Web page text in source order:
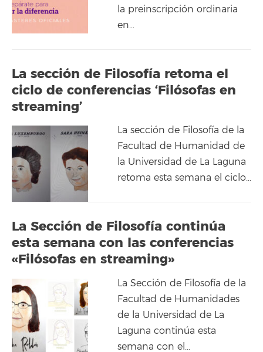
la preinscripción ordinaria
en…
La sección de Filosofía retoma el
ciclo de conferencias ‘Filósofas en
streaming’
La sección de Filosofía de la
Facultad de Humanidad de
la Universidad de La Laguna
retoma esta semana el ciclo…
La Sección de Filosofía continúa
esta semana con las conferencias
«Filósofas en streaming»
La Sección de Filosofía de la
Facultad de Humanidades
de la Universidad de La
Laguna continúa esta
semana con el…